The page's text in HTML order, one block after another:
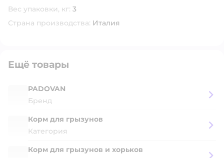
Вес упаковки, кг: 3
Страна производства: Италия
Ещё товары
PADOVAN
Бренд
Корм для грызунов
Категория
Корм для грызунов и хорьков